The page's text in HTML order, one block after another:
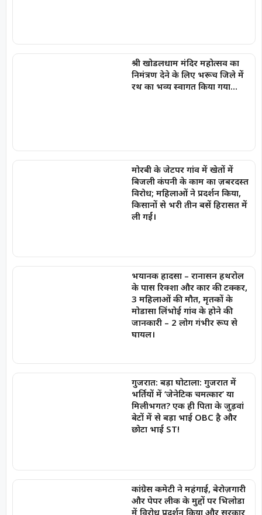
श्री खोडलधाम मंदिर महोत्सव का
निमंत्रण देने के लिए भरूच जिले में
रथ का भव्य स्वागत किया गया…
मोरबी के जेटपर गांव में खेतों में
बिजली कंपनी के काम का ज़बरदस्त
विरोध; महिलाओं ने प्रदर्शन किया,
किसानों से भरी तीन बसें हिरासत में
ली गईं।
भयानक हादसा – रानासन हथरोल
के पास रिक्शा और कार की टक्कर,
3 महिलाओं की मौत, मृतकों के
मोडासा लिंभोई गांव के होने की
जानकारी – 2 लोग गंभीर रूप से
घायल।
गुजरात: बड़ा घोटाला: गुजरात में
भर्तियों में ‘जेनेटिक चमत्कार’ या
मिलीभगत? एक ही पिता के जुड़वां
बेटों में से बड़ा भाई OBC है और
छोटा भाई ST!
कांग्रेस कमेटी ने महंगाई, बेरोज़गारी
और पेपर लीक के मुद्दों पर भिलोडा
में विरोध प्रदर्शन किया और सरकार